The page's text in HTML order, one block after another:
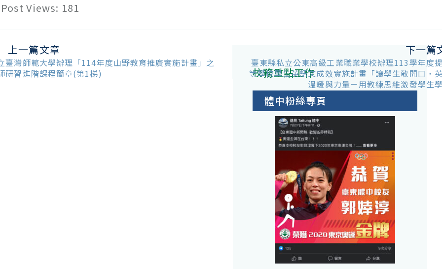
Post Views: 181
上一篇文章
臺灣師範大學辦理「114年度山野教育推廣實施計畫」之
研習進階課程簡章(第1梯)
下一篇
臺東縣私立公東高級工業職業學校辦理113學年度
等學校學生英語文成效實施計畫「讓學生敢開口，
溫暖與力量－用教練思維激發學生
校務重點工作
體中粉絲專頁